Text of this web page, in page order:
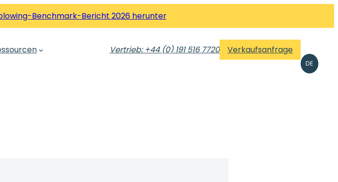
Benchmark-Bericht 2026 herunter
Vertrieb: +44 (0) 191 516 7720 Verkaufsanfrage
DE